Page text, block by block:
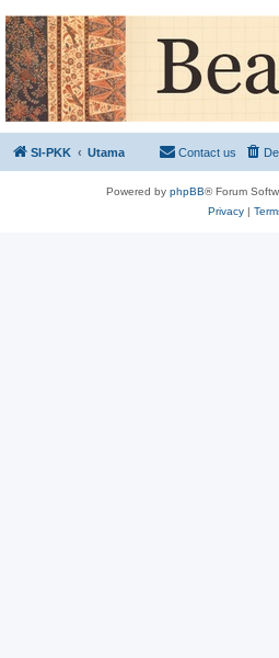
SI-PKK Utama Contact us
Powered by phpBB® Forum
Privacy|